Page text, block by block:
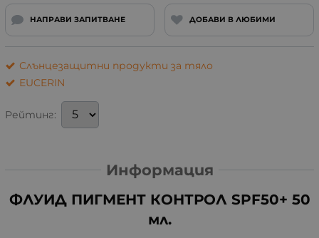
НАПРАВИ ЗАПИТВАНЕ ДОБАВИ В ЛЮБИМИ
Слънцезащитни продукти за тяло
EUCERIN
Рейтинг:
Информация
ФЛУИД ПИГМЕНТ КОНТРОЛ SPF50+ 50
мл.